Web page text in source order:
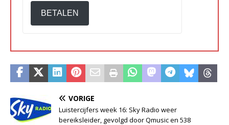
BETALEN
VORIGE
Luistercijfers week 16: Sky Radio weer
bereiksleider, gevolgd door Qmusic en 538